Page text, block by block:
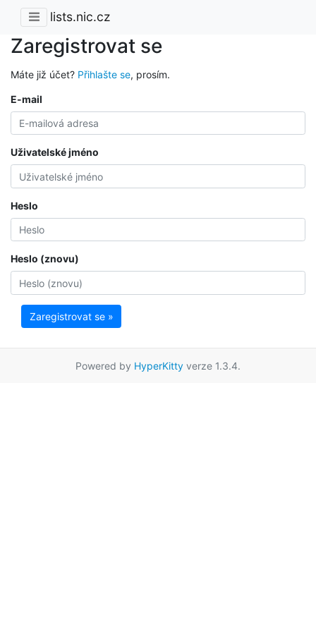
lists.nic.cz
Zaregistrovat se
Máte již účet? Přihlašte se, prosím.
E-mail
Uživatelské jméno
Heslo
Heslo (znovu)
Zaregistrovat se »
Powered by HyperKitty verze 1.3.4.